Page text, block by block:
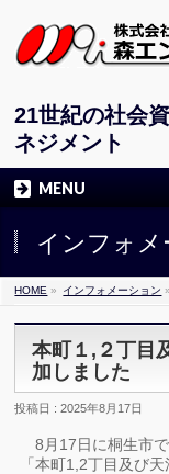
21世紀の社会
ネジメント
MENU
インフォメ
HOME » インフォメーション »
本町１,２丁目
加しました
投稿日 : 2025年8月17日
8月17日に桐生市
「本町1,2丁目及び